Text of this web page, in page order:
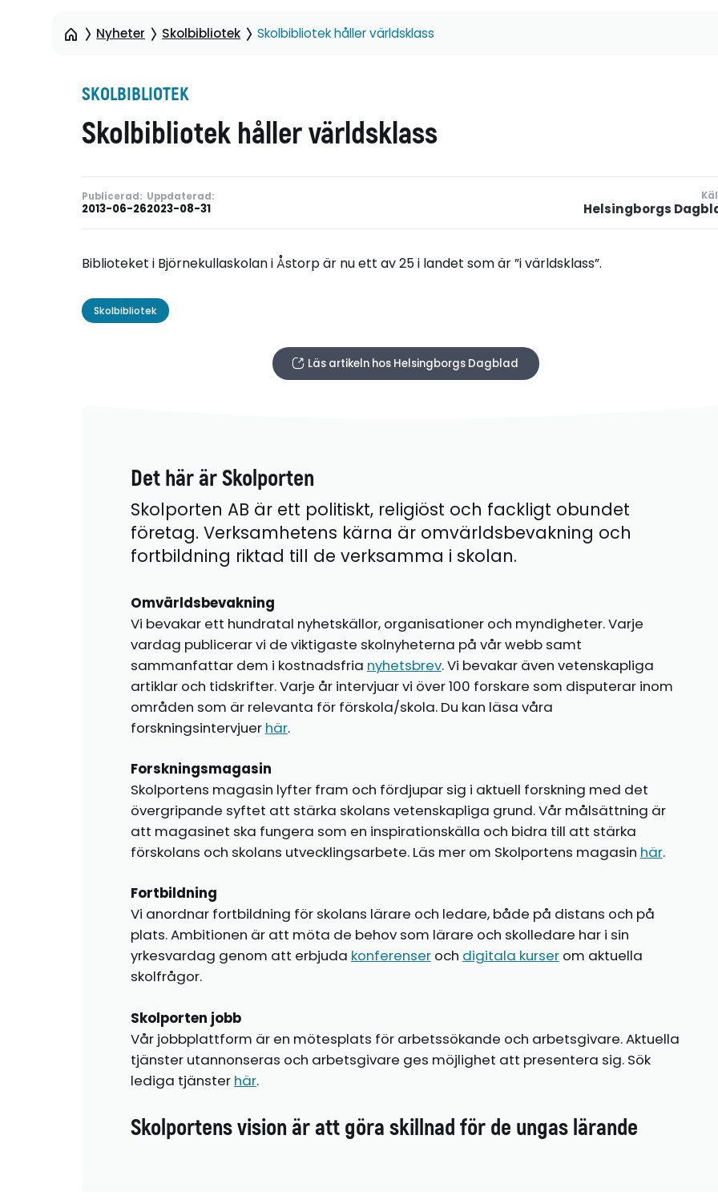
Nyheter Skolbibliotek Skolbibliotek håller världsklass
SKOLBIBLIOTEK
Skolbibliotek håller världsklass
Publicerad:
2013-06-26
Uppdaterad:
2023-08-31 Helsingborgs
Biblioteket i Björnekullaskolan i Åstorp är nu ett av 25 i landet som är ”i världsklass”.
Skolbibliotek
Läs artikeln hos Helsingborgs Dagblad
Det här är Skolporten
Skolporten AB är ett politiskt, religiöst och fackligt obundet
företag. Verksamhetens kärna är omvärldsbevakning och
fortbildning riktad till de verksamma i skolan.
Omvärldsbevakning
Vi bevakar ett hundratal nyhetskällor, organisationer och myndigheter. Varje
vardag publicerar vi de viktigaste skolnyheterna på vår webb samt
sammanfattar dem i kostnadsfria nyhetsbrev. Vi bevakar även vetenskapliga
artiklar och tidskrifter. Varje år intervjuar vi över 100 forskare som disputerar inom
områden som är relevanta för förskola/skola. Du kan läsa våra
forskningsintervjuer här.
Forskningsmagasin
Skolportens magasin lyfter fram och fördjupar sig i aktuell forskning med det
övergripande syftet att stärka skolans vetenskapliga grund. Vår målsättning är
att magasinet ska fungera som en inspirationskälla och bidra till att stärka
förskolans och skolans utvecklingsarbete. Läs mer om Skolportens magasin här.
Fortbildning
Vi anordnar fortbildning för skolans lärare och ledare, både på distans och på
plats. Ambitionen är att möta de behov som lärare och skolledare har i sin
yrkesvardag genom att erbjuda konferenseroch digitala kurserom aktuella
skolfrågor.
Skolporten jobb
Vår jobbplattform är en mötesplats för arbetssökande och arbetsgivare. Aktuella
tjänster utannonseras och arbetsgivare ges möjlighet att presentera sig. Sök
lediga tjänster här.
Skolportens vision är att göra skillnad för de ungas lärande